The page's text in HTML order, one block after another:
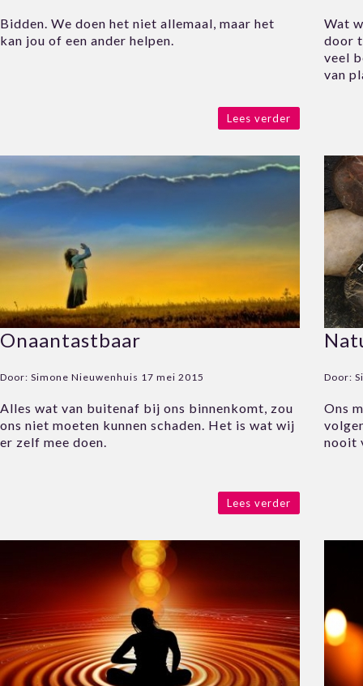
Bidden. We doen het niet allemaal, maar het
kan jou of een ander helpen.
Lees verder
Wat
door
veel
van
Onaantastbaar
Door: Simone Nieuwenhuis 17 mei 2015
Alles wat van buitenaf bij ons binnenkomt, zou
ons niet moeten kunnen schaden. Het is wat wij
er zelf mee doen.
Lees verder
Door:
Ons
nooit